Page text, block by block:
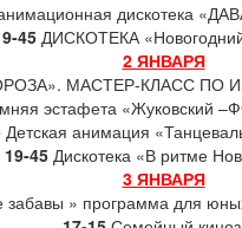
дискотека
45ДИСКОТЕКА
2 ЯНВАРЯ
МАСТЕР-КЛАСС ПО
эстафета «Жуковский
Детская анимация
19-45 Дискотека «В ритме
3 ЯНВАРЯ
забавы » программа для